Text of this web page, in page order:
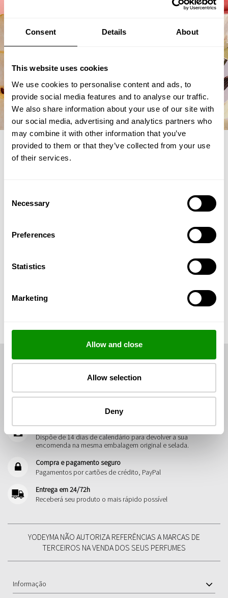
Consent Details About
This website uses cookies
We use cookies to personalise content and ads, to
provide social media features and to analyse our traffic.
We also share information about your use of our site with
our social media, advertising and analytics partners who
may combine it with other information that you’ve
provided to them or that they’ve collected from your use
of their services.
Selection
Necessary
Preferences
Statistics
Marketing
Allow and close
Allow selection
Deny
Os melhores perfumes da temporada
800 506 031 de Segunda a Quinta das 08:00 às 17:00. Sexta das
Envio grátis
Devoluções
Dispõe de 14 dias de calendário para devolver a sua
encomenda na mesma embalagem original e selada.
Compra e pagamento seguro
Pagamentos por cartões de crédito, PayPal
Entrega em 24/72h
Receberá seu produto o mais rápido possível
YODEYMA NÃO AUTORIZA REFERÊNCIAS A MARCAS DE
TERCEIROS NA VENDA DOS SEUS PERFUMES
Informação